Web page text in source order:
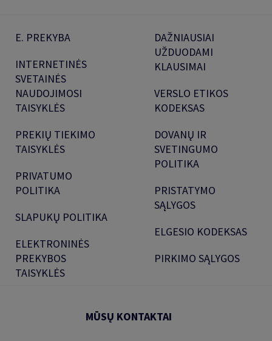
E. PREKYBA
INTERNETINĖS
SVETAINĖS
NAUDOJIMOSI
TAISYKLĖS
PREKIŲ TIEKIMO
TAISYKLĖS
PRIVATUMO
POLITIKA
SLAPUKŲ POLITIKA
ELEKTRONINĖS
PREKYBOS
TAISYKLĖS
DAŽNIAUSIAI
UŽDUODAMI
KLAUSIMAI
VERSLO ETIKOS
KODEKSAS
DOVANŲ IR
SVETINGUMO
POLITIKA
PRISTATYMO
SĄLYGOS
ELGESIO KODEKSAS
PIRKIMO SĄLYGOS
MŪSŲ KONTAKTAI